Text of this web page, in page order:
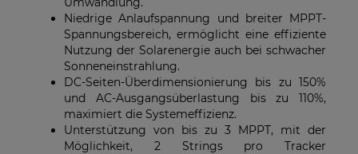
Niedrige Anlaufspannung und breiter MPPT-
Spannungsbereich, ermöglicht eine effiziente
Nutzung der Solarenergie auch bei schwacher
Sonneneinstrahlung.
DC-Seiten-Überdimensionierung bis zu 150%
und AC-Ausgangsüberlastung bis zu 110%,
maximiert die Systemeffizienz.
Unterstützung von bis zu 3 MPPT, mit der
Möglichkeit, 2 Strings pro Tracker